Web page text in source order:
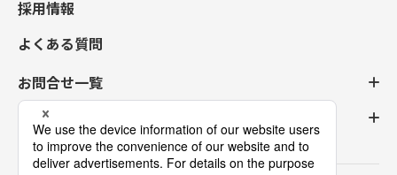
採用情報
よくある質問
お問合せ一覧
ログイン登録